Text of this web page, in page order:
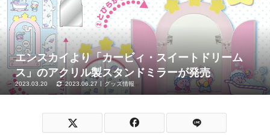
エンスカイより「カービィ・スイートドリーム
ス」のアクリル製スタンドミラーが発売
2023.03.20 2023.06.27 グッズ情報